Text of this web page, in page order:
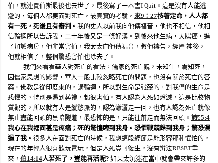
伯，就連賈伯斯最後也去世了，最後寫了一本書I Quit 。這是沒有人能逃
避的，每個人都要面對死亡，最真實的考驗， 來9 ： 27按著定命，人人都
有一死，死後且有審判。 我的丈人以前我向他傳福音，他也不相信，他相
信輪迴所以告訴我，二十年後又是一條好漢。到後來他生病，大腸癌，進
了加護病房，他非常害怕，我太太向他傳福音，教他禱告，經歷 神後，
他就相信了，整個驚恐害怕也除去了。
我們來看看華人對死亡的看法，儒家的死亡觀，未知生，焉知死，
因儒家思想的影響，華人一般比較忽略死亡的問題，也沒有關於死亡的答
案。佛教是從印度來的，講輪迴，所以對生命是戰兢的，對我們的生命是
恐懼的，特別是遇到葬禮，都很害怕。有人認為人死如燈滅，這是比較物
質觀的，所以就有人是縱慾派的，認為瀟灑走一回，也有人認為死亡就像
無止盡能回頭的黑暗隧道，最恐怖的是，只能往前走而無法回頭。 詩55:4
我心在我裡面甚是疼痛；死的驚惶臨到我身。恐懼戰兢歸到我身；驚恐漫
過了我。 很多人在面對死亡的時候，我想這段經節是能形容那種懼怕的，
現在的年輕人很喜歡玩電玩，但是人死豈可復生，沒有辦法RESET重
來， 伯14:14人若死了，豈能再活呢? 如果太沉迷在當中就會帶來許多的